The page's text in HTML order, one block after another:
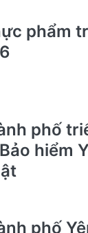
phẩm
phố
hiểm
phố